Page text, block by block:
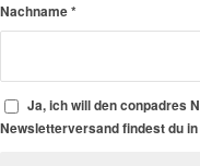
Nachname*
Ja, ich will den conpadres
Newsletterversand findest du